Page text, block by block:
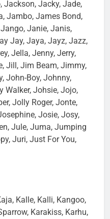
Jackson, Jacky, Jade,
Jambo, James Bond,
Janie, Janis,
Jay, Jaya, Jayz, Jazz,
Jella, Jenny, Jerry,
Jill, Jim Beam, Jimmy,
John-Boy, Johnny,
Walker, Johsie, Jojo,
Jolly Roger, Jonte,
Josie, Josy,
Jule, Juma, Jumping
Juri, Just For You,
Kalle, Kalli, Kangoo,
Karakiss, Karhu,